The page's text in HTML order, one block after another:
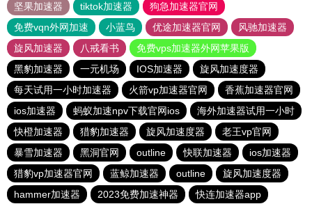
坚果加速器
tiktok加速器
狗急加速器官网
免费vqn外网加速
小蓝鸟 优途加速器官网
风驰加速器
旋风加速器
八戒看书
免费vps加速器外网苹果版
黑豹加速器
一元机场 IOS加速器
旋风加速度器
每天试用一小时加速器
火箭vp加速器官网
香蕉加速器官网
ios加速器
蚂蚁加速npv下载官网ios
海外加速器试用一小时
快橙加速器
猎豹加速器 旋风加速度器
老王vp官网
暴雪加速器
黑洞官网 outline 快联加速器
ios加速器
猎豹vp加速器官网
蓝鲸加速器 outline
旋风加速度器
hammer加速器
2023免费加速神器 快连加速器app